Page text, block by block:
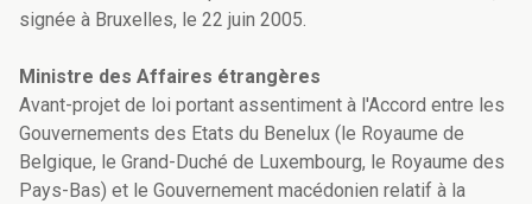
signée à Bruxelles, le 22 juin 2005.
Ministre des Affaires étrangères
Avant-projet de loi portant assentiment à l'Accord entre les
Gouvernements des Etats du Benelux (le Royaume de
Belgique, le Grand-Duché de Luxembourg, le Royaume des
Pays-Bas) et le Gouvernement macédonien relatif à la